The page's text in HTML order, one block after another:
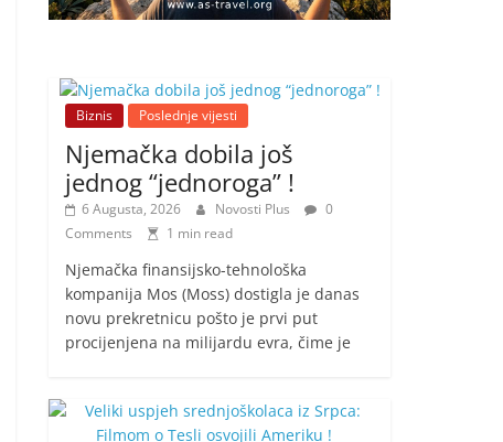
Biznis Poslednje vijesti
Njemačka dobila još
jednog “jednoroga” !
6 Augusta, 2026 Novosti Plus
0
Comments
1 min read
Njemačka finansijsko-tehnološka
kompanija Mos (Moss) dostigla je danas
novu prekretnicu pošto je prvi put
procijenjena na milijardu evra, čime je